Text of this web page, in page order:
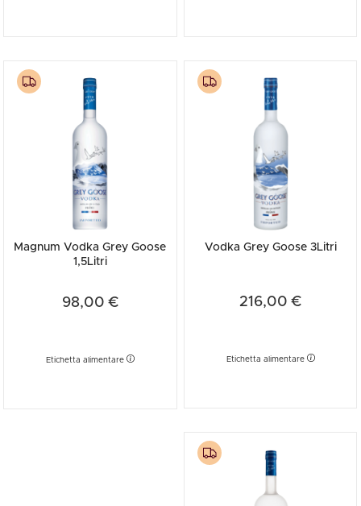
Magnum Vodka Grey Goose
1,5Litri
98,00 €
Etichetta alimentare
Vodka Grey Goose 3Litri
216,00 €
Etichetta alimentare